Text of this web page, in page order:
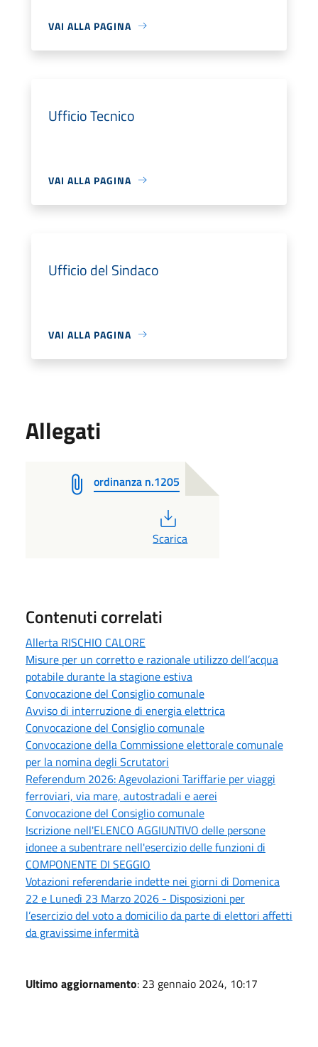
VAI ALLA PAGINA
Ufficio Tecnico
VAI ALLA PAGINA
Ufficio del Sindaco
VAI ALLA PAGINA
Allegati
ordinanza n.1205
Scarica
Contenuti correlati
Allerta RISCHIO CALORE
Misure per un corretto e razionale utilizzo dell’acqua
potabile durante la stagione estiva
Convocazione del Consiglio comunale
Avviso di interruzione di energia elettrica
Convocazione del Consiglio comunale
Convocazione della Commissione elettorale comunale
per la nomina degli Scrutatori
Referendum 2026: Agevolazioni Tariffarie per viaggi
ferroviari, via mare, autostradali e aerei
Convocazione del Consiglio comunale
Iscrizione nell'ELENCO AGGIUNTIVO delle persone
idonee a subentrare nell'esercizio delle funzioni di
COMPONENTE DI SEGGIO
Votazioni referendarie indette nei giorni di Domenica
22 e Lunedì 23 Marzo 2026 - Disposizioni per
l’esercizio del voto a domicilio da parte di elettori affetti
da gravissime infermità
Ultimo aggiornamento: 23 gennaio 2024, 10:17